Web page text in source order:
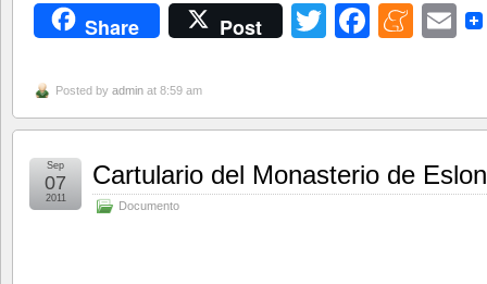
Share Post Twitter
Posted by admin at 8:59 am
Cartulario del Monasterio de
Documento
Sep
07
2011